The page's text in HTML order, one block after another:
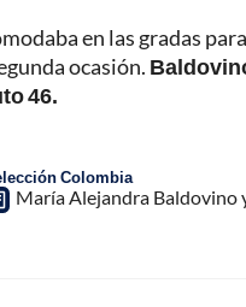
en las gradas
ocasión.
46.
Colombia
María Alejandra Baldovino